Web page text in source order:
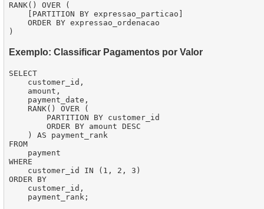
RANK() OVER (
    [PARTITION BY expressao_particao]
    ORDER BY expressao_ordenacao
Exemplo: Classificar Pagamentos por Valor
SELECT
    customer_id,
    amount,
    payment_date,
    RANK() OVER (
        PARTITION BY customer_id
        ORDER BY amount DESC
    ) AS payment_rank
FROM
    payment
WHERE
    customer_id IN (1, 2, 3)
ORDER BY
    customer_id,